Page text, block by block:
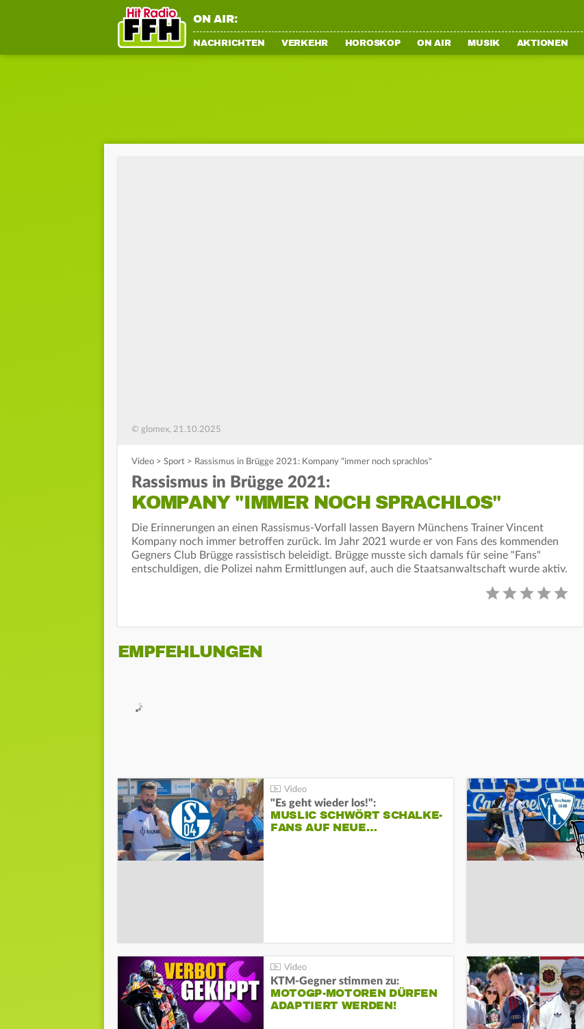
ON AIR:
NACHRICHTEN VERKEHR HOROSKOP ON AIR MUSIK AKTIONEN
© glomex, 21.10.2025
Video > Sport > Rassismus in Brügge 2021: Kompany "immer noch sprachlos"
Rassismus in Brügge 2021:
KOMPANY "IMMER NOCH SPRACHLOS"
Die Erinnerungen an einen Rassismus-Vorfall lassen Bayern Münchens Trainer Vincent
Kompany noch immer betroffen zurück. Im Jahr 2021 wurde er von Fans des kommenden
Gegners Club Brügge rassistisch beleidigt. Brügge musste sich damals für seine "Fans"
entschuldigen, die Polizei nahm Ermittlungen auf, auch die Staatsanwaltschaft wurde aktiv.
EMPFEHLUNGEN
"Es geht wieder los!":
MUSLIC SCHWÖRT SCHALKE-
FANS AUF NEUE…
KTM-Gegner stimmen zu:
MOTOGP-MOTOREN DÜRFEN
ADAPTIERT WERDEN!